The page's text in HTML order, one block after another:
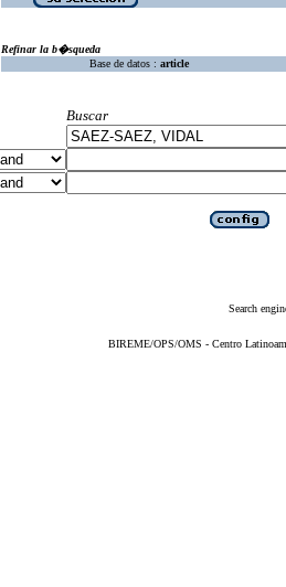
Refinar la b�squeda
Base de datos : article
Buscar
Search
BIREME/OPS/OMS - Centro